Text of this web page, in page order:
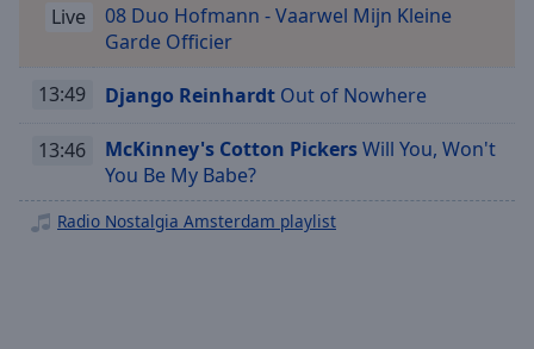
Descriptions
off,
subtitles
settings,
Live
08 Duo Hofmann - Vaarwel Mijn Kleine
Garde Officier
13:49 Django Reinhardt Out of Nowhere
13:46 McKinney's Cotton PickersWill You, Won't
You Be My Babe?
Radio Nostalgia Amsterdam playlist